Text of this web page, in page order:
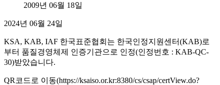
2009년 06월 18일
2024년 06월 24일
KSA, KAB, IAF 한국표준협회는 한국인정지원센터(KAB)로
부터 품질경영체제 인증기관으로 인정(인정번호 : KAB-QC-
30)받았습니다.
QR코드로 이동(https://ksaiso.or.kr:8380/cs/csap/certView.do?